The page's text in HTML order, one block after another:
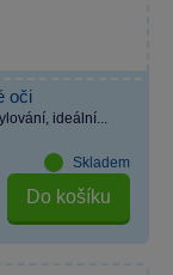
oči
ideální...
Skladem
Do košíku